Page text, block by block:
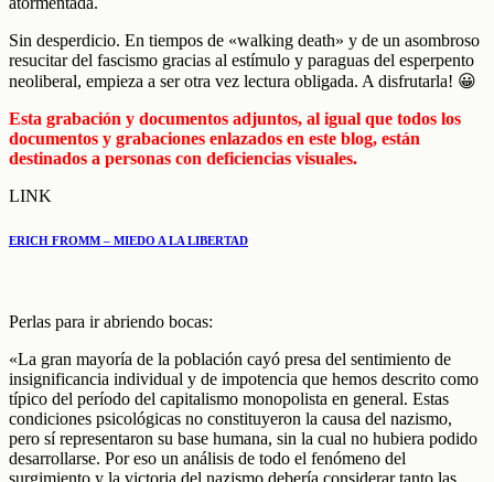
Sin desperdicio. En tiempos de «walking death» y de un asombroso
resucitar del fascismo gracias al estímulo y paraguas del esperpento
neoliberal, empieza a ser otra vez lectura obligada. A disfrutarla! 😀
Esta grabación y documentos adjuntos, al igual que todos los
documentos y grabaciones enlazados en este blog, están
destinados a personas con deficiencias visuales.
LINK
ERICH FROMM – MIEDO A LA LIBERTAD
Perlas para ir abriendo bocas:
«La gran mayoría de la población cayó presa del sentimiento de
insignificancia individual y de impotencia que hemos descrito como
típico del período del capitalismo monopolista en general. Estas
condiciones psicológicas no constituyeron la causa del nazismo,
pero sí representaron su base humana, sin la cual no hubiera podido
desarrollarse. Por eso un análisis de todo el fenómeno del
surgimiento y la victoria del nazismo debería considerar tanto las